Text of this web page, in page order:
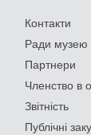
Контакти
Ради музею
Партнери
Членство в
Звітність
Публічні